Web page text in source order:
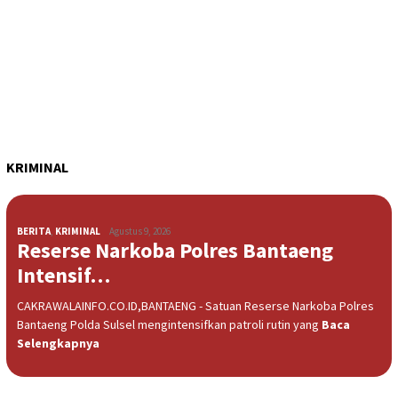
KRIMINAL
BERITA, KRIMINAL Agustus 9, 2026
Reserse Narkoba Polres Bantaeng
Intensif…
CAKRAWALAINFO.CO.ID,BANTAENG - Satuan Reserse Narkoba Polres
Bantaeng Polda Sulsel mengintensifkan patroli rutin yang Baca
Selengkapnya